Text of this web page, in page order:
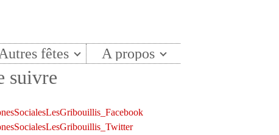
Autres fêtes A propos
suivre